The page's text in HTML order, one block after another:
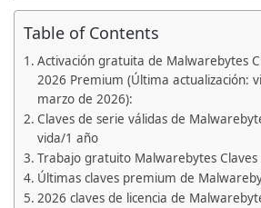
Table of Contents
Activación gratuita de Malwarebytes
2026 Premium (Última actualización:
marzo de 2026):
Claves de serie válidas de
vida/1 año
Trabajo gratuito Malwarebytes
Últimas claves premium de
2026 claves de licencia de